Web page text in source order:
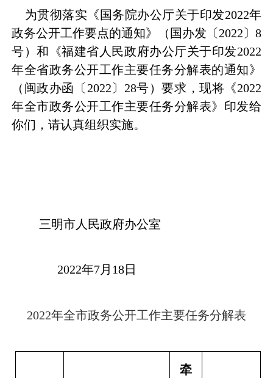
为贯彻落实《国务院办公厅关于印发2022年
政务公开工作要点的通知》（国办发〔2022〕 8
号）和《福建省人民政府办公厅关于印发2022
年全省政务公开工作主要任务分解表的通知》
（闽政办函〔2022〕 28号）要求，现将《2022
年全市政务公开工作主要任务分解表》印发给
你们，请认真组织实施。
三明市人民政府办公室
2022年7月 18日
2022年全市政务公开工作主要任务分解表
牵